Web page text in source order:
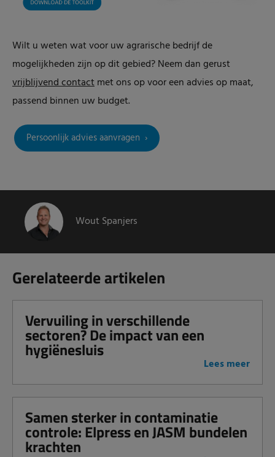
Wilt u weten wat voor uw agrarische bedrijf de
mogelijkheden zijn op dit gebied? Neem dan gerust
vrijblijvend contactmet ons op voor een advies op maat,
passend binnen uw budget.
Persoonlijk advies aanvragen
Wout Spanjers
Gerelateerde artikelen
Vervuiling in verschillende
sectoren? De impact van een
hygiënesluis
Lees meer
Samen sterker in contaminatie
controle: Elpress en JASM bundelen
krachten